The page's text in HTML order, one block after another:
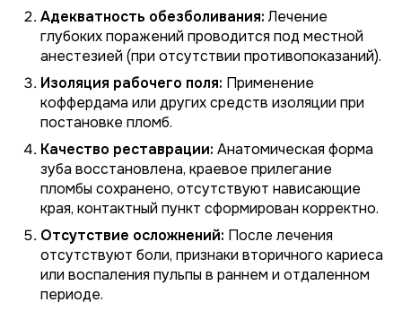
Адекватность обезболивания:Лечение
глубоких поражений проводится под местной
анестезией (при отсутствии противопоказаний).
Изоляция рабочего поля: Применение
коффердама или других средств изоляции при
постановке пломб.
Качество реставрации: Анатомическая форма
зуба восстановлена, краевое прилегание
пломбы сохранено, отсутствуют нависающие
края, контактный пункт сформирован корректно.
Отсутствие осложнений: После лечения
отсутствуют боли, признаки вторичного кариеса
или воспаления пульпы в раннем и отдаленном
периоде.